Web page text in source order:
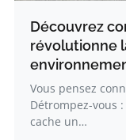
Découvrez
révolutionne
Vous pensez
Détrompez-vous
cache un…